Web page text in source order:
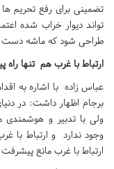
تضمینی برای رفع تحریم
تواند دیوار خراب شده
طراحی شود که ماشه دست
ارتباط با غرب هم تنها
عباس زاده با اشاره به
برجام اظهار داشت: در
ولی با تدبیر و
وجود ندارد و ارتباط با
ارتباط با غرب مانع